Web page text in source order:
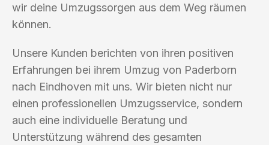
wir deine Umzugssorgen aus dem Weg räumen
können.
Unsere Kunden berichten von ihren positiven
Erfahrungen bei ihrem Umzug von Paderborn
nach Eindhoven mit uns. Wir bieten nicht nur
einen professionellen Umzugsservice, sondern
auch eine individuelle Beratung und
Unterstützung während des gesamten